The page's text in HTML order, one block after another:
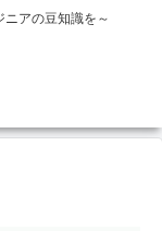
アの豆知識を～